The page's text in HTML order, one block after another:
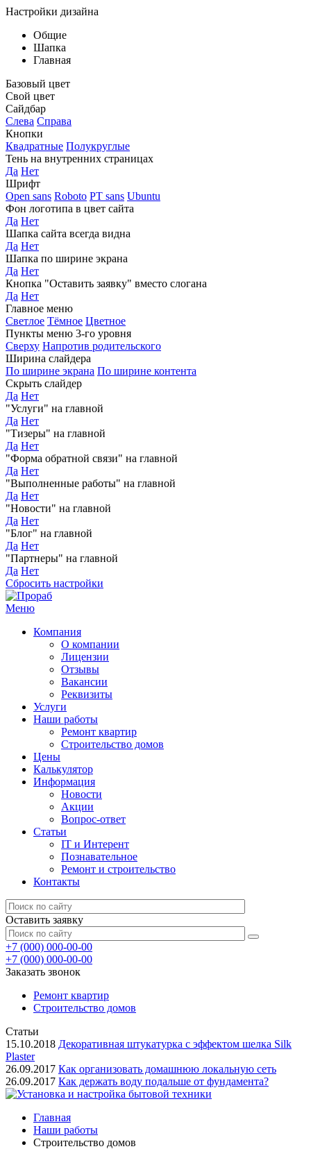
Настройки дизайна
Общие
Шапка
Главная
Базовый цвет
Свой цвет
Сайдбар
Слева Справа
Кнопки
Квадратные Полукруглые
Тень на внутренних страницах
Да Нет
Шрифт
Open sans Roboto PT sans Ubuntu
Фон логотипа в цвет сайта
Да Нет
Шапка сайта всегда видна
Да Нет
Шапка по ширине экрана
Да Нет
Кнопка "Оставить заявку" вместо слогана
Да Нет
Главное меню
Светлое Тёмное Цветное
Пункты меню 3-го уровня
Сверху Напротив родительского
Ширина слайдера
По ширине экрана По ширине контента
Скрыть слайдер
Да Нет
"Услуги" на главной
Да Нет
"Тизеры" на главной
Да Нет
"Форма обратной связи" на главной
Да Нет
"Выполненные работы" на главной
Да Нет
"Новости" на главной
Да Нет
"Блог" на главной
Да Нет
"Партнеры" на главной
Да Нет
Сбросить настройки
Меню
Компания
О компании
Лицензии
Отзывы
Вакансии
Реквизиты
Услуги
Наши работы
Ремонт квартир
Строительство домов
Цены
Калькулятор
Информация
Новости
Акции
Вопрос-ответ
Статьи
IT и Интерент
Познавательное
Ремонт и строительство
Контакты
Оставить заявку
+7 (000) 000-00-00
+7 (000) 000-00-00
Заказать звонок
Ремонт квартир
Строительство домов
Статьи
15.10.2018 Декоративная штукатурка с эффектом шелка Silk
Plaster
26.09.2017 Как организовать домашнюю локальную сеть
26.09.2017 Как держать воду подальше от фундамента?
Главная
Наши работы
Строительство домов